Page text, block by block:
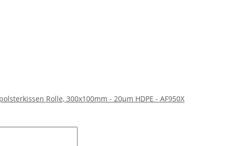
Rolle, 300x100mm - 20µm HDPE - AF950X